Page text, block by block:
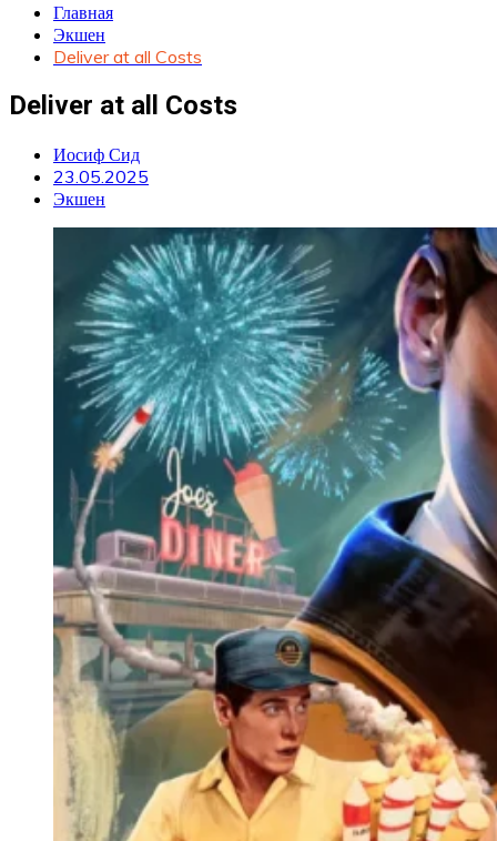
Главная
Экшен
Deliver at all Costs
Deliver at all Costs
Иосиф Сид
23.05.2025
Экшен